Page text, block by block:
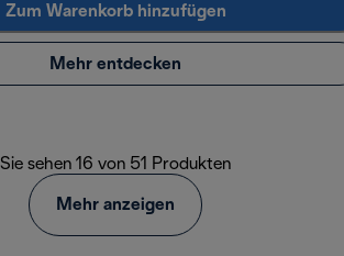
Zum Warenkorb hinzufügen
Mehr entdecken
Sie sehen 16 von 51 Produkten
Mehr anzeigen